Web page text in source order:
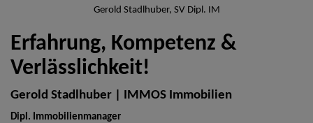
Gerold Stadlhuber, SV Dipl. IM
Erfahrung, Kompetenz &
Verlässlichkeit!
Gerold Stadlhuber | IMMOS Immobilien
Dipl. Immobilienmanager